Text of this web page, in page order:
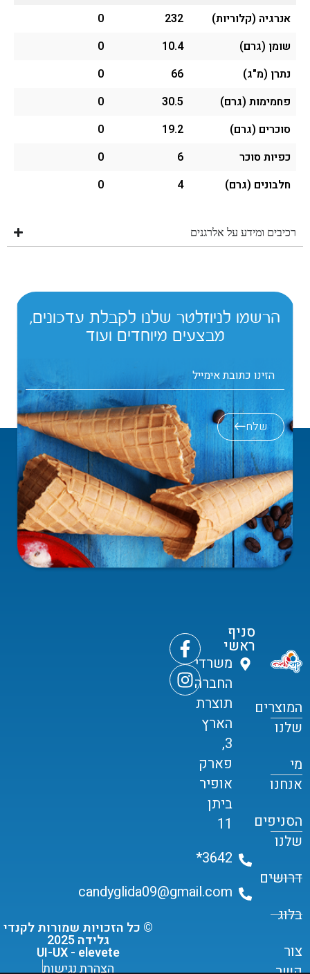
אנרגיה (קלוריות) 232
0
שומן (גרם)
10.4
0
נתרן (מ"ג)
66
0
פחמימות (גרם)
30.5
0
סוכרים (גרם)
19.2
0
כפיות סוכר
6
0
חלבונים (גרם)
4
0
רכיבים ומידע על אלרגנים
הרשמו לניוזלטר שלנו לקבלת עדכונים,
מבצעים מיוחדים ועוד
שלח
המוצרים
שלנו
מי
אנחנו
הסניפים
שלנו
דרושים
בלוג
צור
סניף
ראשי
משרדי
החברה
תוצרת
הארץ
3,
פארק
אופיר
ביתן
11
3642*
candyglida09@gmail.com
הצהרת נגישות
© כל הזכויות שמורות לקנדי
גלידה 2025
UI-UX - elevete